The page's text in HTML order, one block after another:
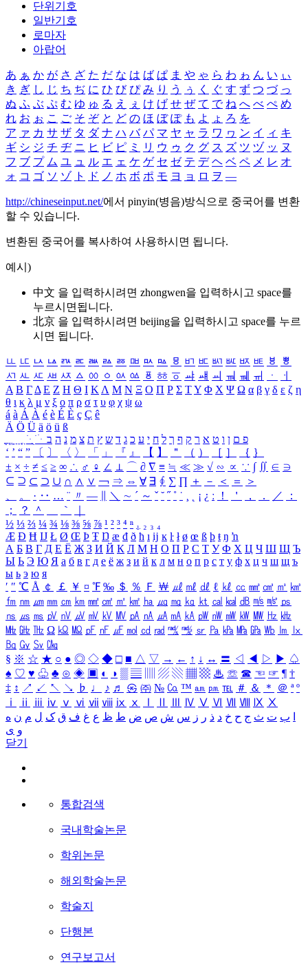
단위기호
일반기호
로마자
아랍어
あ ぁ か が さ ざ た だ な は ば ぱ ま や ゃ ら わ ゎ ん い ぃ
き ぎ し じ ち ぢ に ひ び ぴ み り う ぅ く ぐ す ず つ づ っ
ぬ ふ ぶ ぷ む ゆ ゅ る え ぇ け げ せ ぜ て で ね へ べ ぺ め
れ お ぉ こ ご そ ぞ と ど の ほ ぼ ぽ も よ ょ ろ を
ア ァ カ サ ザ タ ダ ナ ハ バ パ マ ヤ ャ ラ ワ ヮ ン イ ィ キ
ギ シ ジ チ ヂ ニ ヒ ビ ピ ミ リ ウ ゥ ク グ ス ズ ツ ヅ ッ ヌ
フ ブ プ ム ユ ュ ル エ ェ ケ ゲ セ ゼ テ デ ヘ ベ ペ メ レ オ
ォ コ ゴ ソ ゾ ト ド ノ ホ ボ ポ モ ヨ ョ ロ ヲ ―
http://chineseinput.net/에서 pinyin(병음)방식으로 중국어를 변환
할 수 있습니다.
변환된 중국어를 복사하여 사용하시면 됩니다.
예시)
中文 을 입력하시려면 zhongwen을 입력하시고 space를
누르시면됩니다.
北京 을 입력하시려면 beijing을 입력하시고 space를 누르
시면 됩니다.
ㅥ ㅦ ㅧ ㅨ ㅩ ㅪ ㅫ ㅬ ㅭ ㅮ ㅯ ㅰ ㅱ ㅲ ㅳ ㅴ ㅵ ㅶ ㅷ ㅸ
ㅹ
ㅺ ㅻ ㅼ ㅽ ㅾ ㅿ ㆀ ㆁ ㆂ ㆃ ㆄ ㆅ ㆆ ㆇ ㆈ ㆉ ㆊ ㆋ ㆌ ㆍ
ㆎ
Α Β ΓΔ Ε Ζ Η Θ Ι ΚΛ Μ Ν Ξ Ο Π Ρ Σ ΤΥ Φ Χ Ψ Ω α β γ δ ε ζ η
θ ι κ λ μ ν ξ ο π ρ σ τ υ φ χ ψ ω
á à Á À é è É È ç Ç ê
Ä Ö Ü ä ö ü ß
ִֶֹ ֻּ ׁׂ פ ם ן ו ט א ר ק ף ך ל ח י ע כ ג ד ש ץ ת צ מ נ ה ב
‘ ’ “ ” 〔 〕 〈 〉 「 」 『 』 【 】 ＂ （ ） ［ ］ ｛ ｝
± × ÷ ≠ ≤ ≥ ∞ ∴ ♂ ♀ ∠ ⊥ ⌒ ∂ ∇ ≡ ≒ ≪ ≫ √ ∽ ∝ ∵ ∫ ∬ ∈ ∋
⊆ ⊇ ⊂ ⊃ ∪ ∩ ∧ ∨ ￢ ⇒ ⇔ ∀ ∃ ∮ ∑ ∏ ＋ － ＜ ＝
＞
、
。 · ‥ … ¨ 〃 ― ＼ ∼ ´ ～ ˇ ˘ ˝ ˚ ˙ ¸ ¡ ¿ ː ！ ＇ ， ． ／
：
；
？ ＾ ｀
½ ⅓ ⅔ ¼ ¾ ⅛ ⅜ ⅝ ⅞ ¹ ² ³ ⁴ ⁿ ₁ ₂ ₃ ₄
Æ Ð Ħ Ĳ Ł Ø Œ Þ Ŧ Ŋ æ đ ð ħ ı ĳ ĸ ŀ ł ø œ ß þ ŧ ŋ ŉ
А Б В Г Д Е Ё Ж З И Й К Л М Н О П Р С Т У Ф Х Ц Ч Ш Щ Ъ
Ы Ь Э Ю Я а б в г д е ё ж з и й к л м н о п р с т у ф х ц ч ш щ ъ
ы ь э ю я
′ ″ ℃ Å ￠ ￡ ￥ ¤ ℉ ‰ ＄ ％ Ｆ ￦ ㎕ ㎖ ㎗ ℓ ㎘ ㏄ ㎣ ㎤ ㎥ ㎦
㎙ ㎚ ㎛ ㎜ ㎝ ㎞ ㎟ ㎠ ㎡ ㎢ ㏊ ㎍ ㎎ ㎏ ㏏ ㎈ ㎉ ㏈ ㎧ ㎨ ㎰
㎱ ㎲ ㎳ ㎴ ㎵ ㎶ ㎷ ㎸ ㎹ ㎀ ㎁ ㎂ ㎃ ㎄ ㎺ ㎻ ㎽ ㎾ ㎿ ㎐ ㎑
㎒ ㎓ ㎔ Ω ㏀ ㏁ ㎊ ㎋ ㎌ ㏖ ㏅ ㎭ ㎮ ㎯ ㏛ ㎩ ㎪ ㎫ ㎬ ㏝ ㏐
㏓
㏃ ㏉ ㏜ ㏆
§ ※ ☆ ★ ○ ● ◎ ◇ ◆ □ ■ △ ▽ → ← ↑ ↓ ↔ 〓 ◁ ◀ ▷ ▶ ♤
♠ ♡ ♥ ♧ ♣ ⊙ ◈ ▣ ◐ ◑ ▒ ▤ ▨ ▧ ▦ ▩ ♨ ☏ ☎ ☜ ☞ ¶ †
‡ ↕ ↗ ↙ ↖ ↘ ♭ ♩ ♪ ♬ ㉿ ㈜ № ㏇ ™ ㏂ ㏘ ℡ ＃ ＆ ＊ ＠ ª º
ⅰ
ⅱ ⅲ ⅳ ⅴ ⅵ ⅶ ⅷ ⅸ ⅹ Ⅳ Ⅴ Ⅵ Ⅶ Ⅷ Ⅸ Ⅹ
ب ت ث ج ح خ د ذ ر ز س ش ص ض ط ظ ع غ ف ق ک ل م ن ه
و ی
닫기
통합검색
국내학술논문
학위논문
해외학술논문
학술지
단행본
연구보고서